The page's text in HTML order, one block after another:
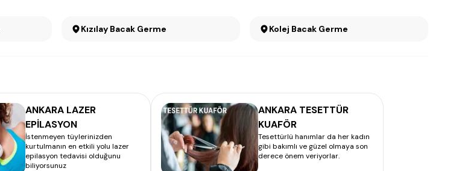
Kızılay Bacak Germe Kolej Bacak Germe
ANKARA LAZER
EPİLASYON
İstenmeyen tüylerinizden
kurtulmanın en etkili yolu lazer
epilasyon tedavisi olduğunu
biliyorsunuz
ANKARA TESETTÜR
KUAFÖR
Tesettürlü hanımlar da her kadın
gibi bakımlı ve güzel olmaya son
derece önem veriyorlar.